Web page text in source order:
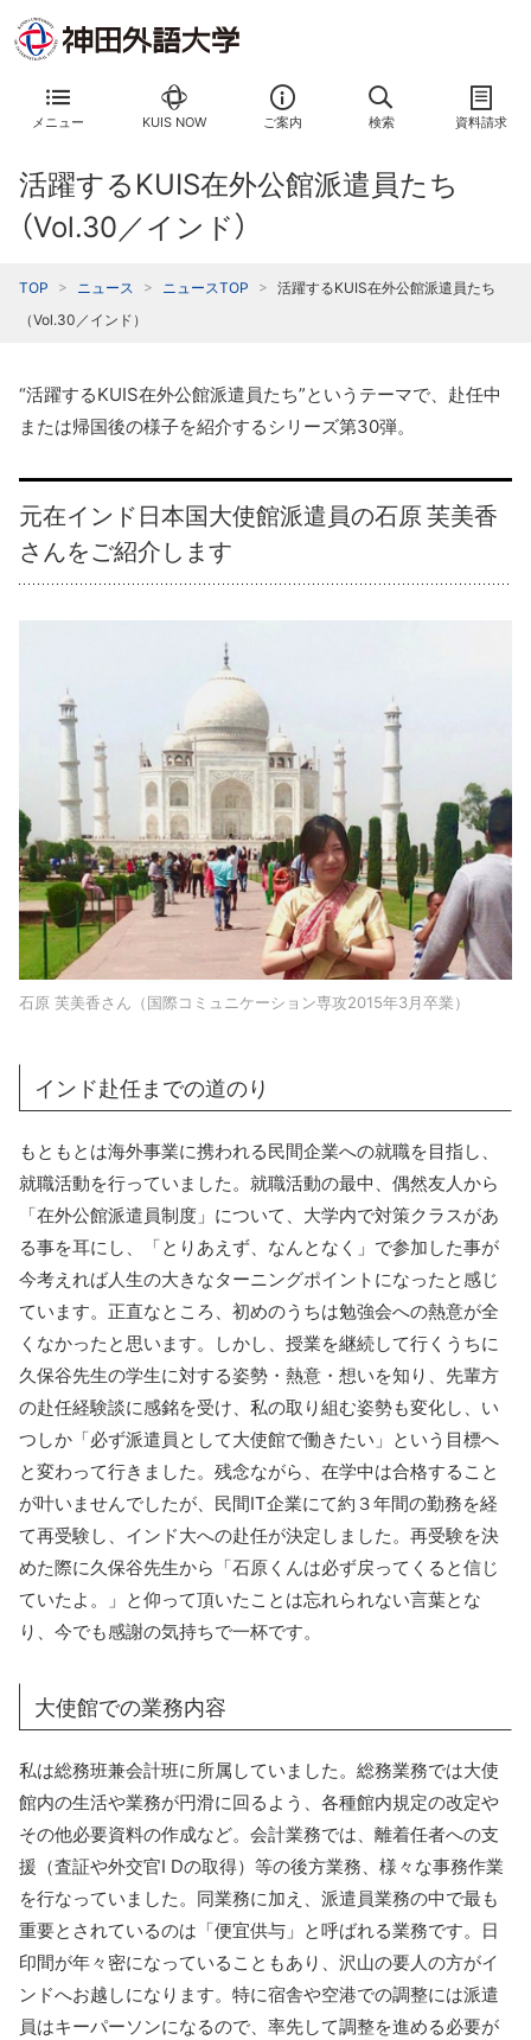
メニュー KUIS NOW ご案内 検索 資料請求
活躍するKUIS在外公館派遣員たち
（Vol.30／インド）
TOP ニュース ニュースTOP
活躍するKUIS在外公館派遣員たち
（Vol.30／インド）
“活躍するKUIS在外公館派遣員たち”というテーマで、赴任中
または帰国後の様子を紹介するシリーズ第30弾。
元在インド日本国大使館派遣員の石原 芙美香
さんをご紹介します
石原 芙美香さん（国際コミュニケーション専攻2015年3月卒業）
インド赴任までの道のり
もともとは海外事業に携われる民間企業への就職を目指し、
就職活動を行っていました。就職活動の最中、偶然友人から
「在外公館派遣員制度」について、大学内で対策クラスがあ
る事を耳にし、「とりあえず、なんとなく」で参加した事が
今考えれば人生の大きなターニングポイントになったと感じ
ています。正直なところ、初めのうちは勉強会への熱意が全
くなかったと思います。しかし、授業を継続して行くうちに
久保谷先生の学生に対する姿勢・熱意・想いを知り、先輩方
の赴任経験談に感銘を受け、私の取り組む姿勢も変化し、い
つしか「必ず派遣員として大使館で働きたい」という目標へ
と変わって行きました。残念ながら、在学中は合格すること
が叶いませんでしたが、民間IT企業にて約３年間の勤務を経
て再受験し、インド大への赴任が決定しました。再受験を決
めた際に久保谷先生から「石原くんは必ず戻ってくると信じ
ていたよ。」と仰って頂いたことは忘れられない言葉とな
り、今でも感謝の気持ちで一杯です。
大使館での業務内容
私は総務班兼会計班に所属していました。総務業務では大使
館内の生活や業務が円滑に回るよう、各種館内規定の改定や
その他必要資料の作成など。会計業務では、離着任者への支
援（査証や外交官I Dの取得）等の後方業務、様々な事務作業
を行なっていました。同業務に加え、派遣員業務の中で最も
重要とされているのは「便宜供与」と呼ばれる業務です。日
印間が年々密になっていることもあり、沢山の要人の方がイ
ンドへお越しになります。特に宿舎や空港での調整には派遣
員はキーパーソンになるので、率先して調整を進める必要が